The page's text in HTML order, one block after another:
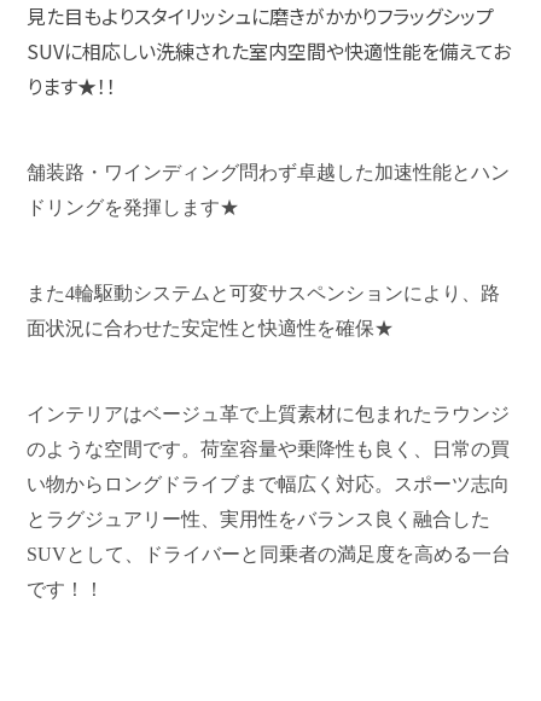
見た目もよりスタイリッシュに磨きがかかりフラッグシップ
SUVに相応しい洗練された室内空間や快適性能を備えてお
ります★！！
舗装路・ワインディング問わず卓越した加速性能とハン
ドリングを発揮します★
また4輪駆動システムと可変サスペンションにより、路
面状況に合わせた安定性と快適性を確保★
インテリアはベージュ革で上質素材に包まれたラウンジ
のような空間です。荷室容量や乗降性も良く、日常の買
い物からロングドライブまで幅広く対応。スポーツ志向
とラグジュアリー性、実用性をバランス良く融合した
SUVとして、ドライバーと同乗者の満足度を高める一台
です！！